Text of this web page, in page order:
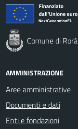
Comune di Rorà
AMMINISTRAZIONE
Aree amministrative
Documenti e dati
Enti e fondazioni